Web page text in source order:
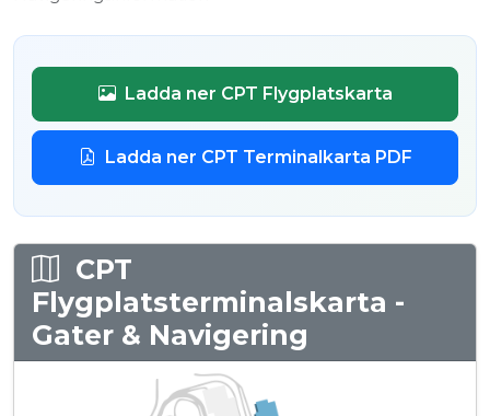
Ladda ner CPT Flygplatskarta
Ladda ner CPT Terminalkarta PDF
CPT
Flygplatsterminalskarta -
Gater & Navigering